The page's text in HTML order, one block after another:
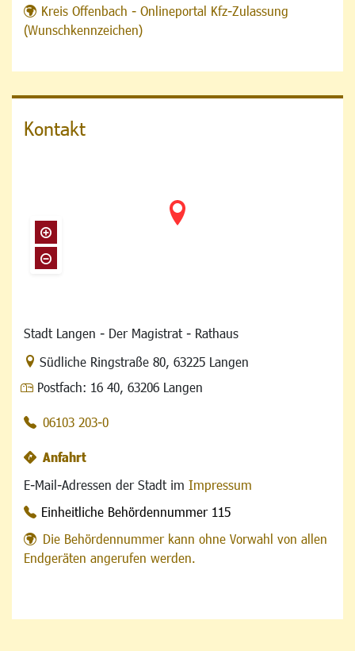
Kreis Offenbach - Onlineportal Kfz-Zulassung
(Wunschkennzeichen)
Kontakt
Stadt Langen - Der Magistrat - Rathaus
Link zur Google-Maps Navigation
Südliche Ringstraße 80, 63225 Langen
Postfach: 16 40, 63206 Langen
06103 203-0
Anfahrt
E-Mail-Adressen der Stadt im Impressum
Einheitliche Behördennummer 115
Die Behördennummer kann ohne Vorwahl von allen
Endgeräten angerufen werden.